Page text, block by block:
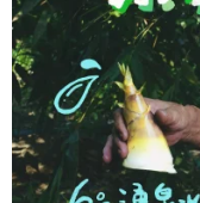
親身實測
四季
完臉